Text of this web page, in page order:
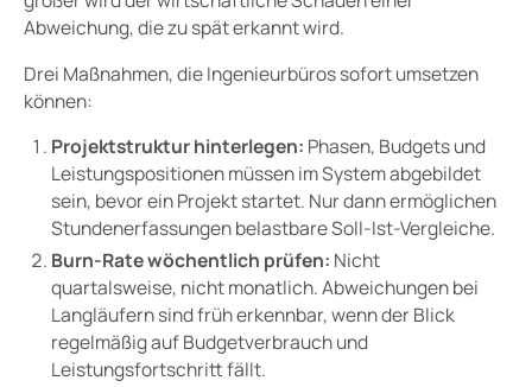
Abweichung, die zu spät erkannt wird.
Drei Maßnahmen, die Ingenieurbüros sofort umsetzen
können:
Projektstruktur hinterlegen: Phasen, Budgets und
Leistungspositionen müssen im System abgebildet
sein, bevor ein Projekt startet. Nur dann ermöglichen
Stundenerfassungen belastbare Soll-Ist-Vergleiche.
Burn-Rate wöchentlich prüfen: Nicht
quartalsweise, nicht monatlich. Abweichungen bei
Langläufern sind früh erkennbar, wenn der Blick
regelmäßig auf Budgetverbrauch und
Leistungsfortschritt fällt.